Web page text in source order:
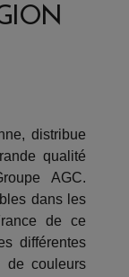
distribue
qualité
AGC.
dans les
de ce
différentes
de couleurs